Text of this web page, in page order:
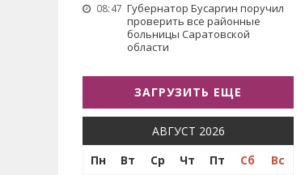
08:47 Губернатор Бусаргин поручил
проверить все районные
больницы Саратовской
области
ЗАГРУЗИТЬ ЕЩЕ
АВГУСТ 2026
Пн
Вт Ср Чт Пт Сб
Вс